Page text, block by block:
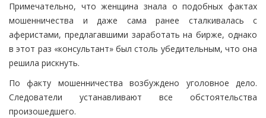
Примечательно, что женщина знала о подобных фактах
мошенничества и даже сама ранее сталкивалась с
аферистами, предлагавшими заработать на бирже, однако
в этот раз «консультант» был столь убедительным, что она
решила рискнуть.
По факту мошенничества возбуждено уголовное дело.
Следователи устанавливают все обстоятельства
произошедшего.